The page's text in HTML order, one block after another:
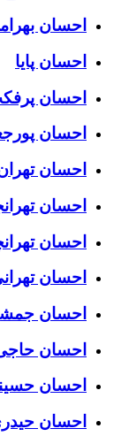
احسان
احسان پایا
احسان
احسان
احسان
احسان
احسان
احسان
احسان
احسان
احسان
احسان